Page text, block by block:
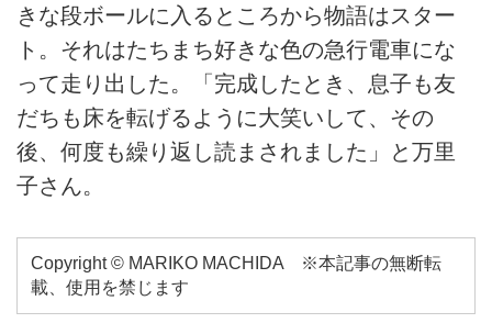
きな段ボールに入るところから物語はスター
ト。それはたちまち好きな色の急行電車にな
って走り出した。「完成したとき、息子も友
だちも床を転げるように大笑いして、その
後、何度も繰り返し読まされました」と万里
子さん。
Copyright © MARIKO MACHIDA ※本記事の無断転
載、使用を禁じます